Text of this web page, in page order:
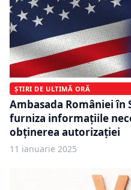
ȘTIRI DE ULTIMĂ ORĂ
Ambasada României
furniza informațiile
obținerea autorizației
11 ianuarie 2025